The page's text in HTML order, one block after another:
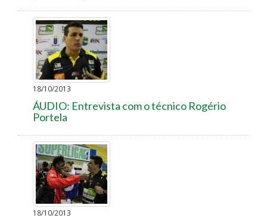
18/10/2013
ÁUDIO: Entrevista com o técnico Rogério
Portela
18/10/2013